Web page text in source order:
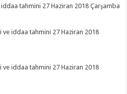
tahmini 27 Haziran 2018 Çarşamba
ve iddaa tahmini 27 Haziran 2018
ve iddaa tahmini 27 Haziran 2018